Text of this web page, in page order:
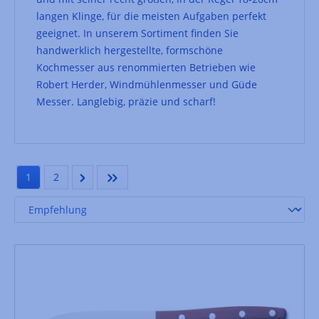
langen Klinge, für die meisten Aufgaben perfekt
geeignet. In unserem Sortiment finden Sie
handwerklich hergestellte, formschöne
Kochmesser aus renommierten Betrieben wie
Robert Herder, Windmühlenmesser und Güde
Messer. Langlebig, präzie und scharf!
1 2